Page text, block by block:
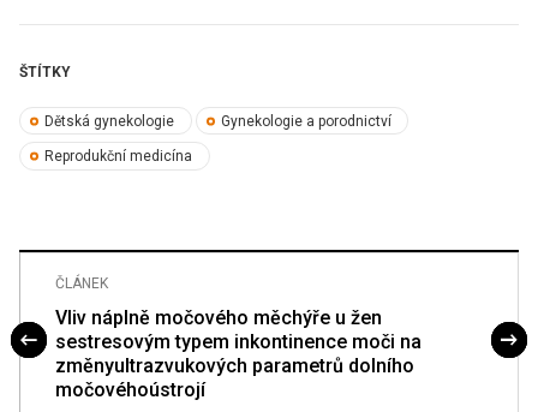
ŠTÍTKY
Dětská gynekologie Gynekologie a porodnictví
Reprodukční medicína
ČLÁNEK
Vliv náplně močového měchýře u žen
sestresovým typem inkontinence moči na
změnyultrazvukových parametrů dolního
močovéhoústrojí